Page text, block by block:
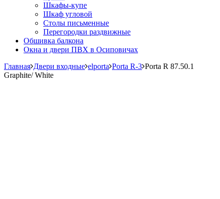
Шкафы-купе
Шкаф угловой
Столы письменные
Перегородки раздвижные
Обшивка балкона
Окна и двери ПВХ в Осиповичах
Главная Двери входные elporta Porta R-3 Porta R 87.50.1
Graphite/ White